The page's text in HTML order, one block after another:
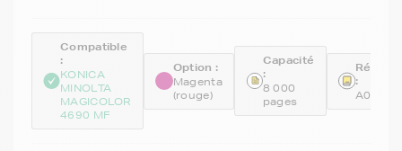
Compatible
:
KONICA
MINOLTA
MAGICOLOR
4690 MF
Option :
Magenta
(rouge)
Capacité
:
8 000
pages
: